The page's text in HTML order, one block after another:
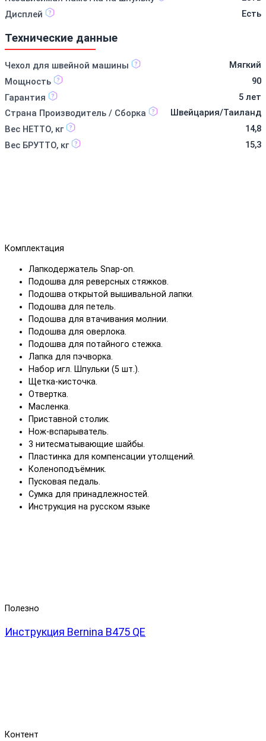
Дисплей
Есть
Технические данные
Чехол для швейной машины
Мягкий
Мощность
90
Гарантия
5 лет
Страна Производитель / Сборка
Швейцария/Таиланд
Вес НЕТТО, кг
14,8
Вес БРУТТО, кг
15,3
Комплектация
Лапкодержатель Snap-on.
Подошва для реверсных стяжков.
Подошва открытой вышивальной лапки.
Подошва для петель.
Подошва для втачивания молнии.
Подошва для оверлока.
Подошва для потайного стежка.
Лапка для пэчворка.
Набор игл. Шпульки (5 шт.).
Щетка-кисточка.
Отвертка.
Масленка.
Приставной столик.
Нож-вспарыватель.
3 нитесматывающие шайбы.
Пластинка для компенсации утолщений.
Коленоподъёмник.
Пусковая педаль.
Сумка для принадлежностей.
Инструкция на русском языке
Полезно
Инструкция Bernina B475 QE
Контент